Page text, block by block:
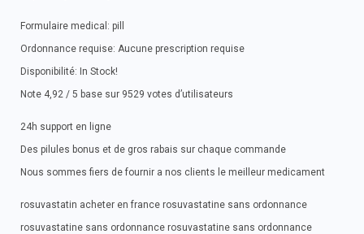
Formulaire medical: pill
Ordonnance requise: Aucune prescription requise
Disponibilité: In Stock!
Note 4,92 / 5 base sur 9529 votes d’utilisateurs
24h support en ligne
Des pilules bonus et de gros rabais sur chaque commande
Nous sommes fiers de fournir a nos clients le meilleur medicament
rosuvastatin acheter en france rosuvastatine sans ordonnance
rosuvastatine sans ordonnance rosuvastatine sans ordonnance